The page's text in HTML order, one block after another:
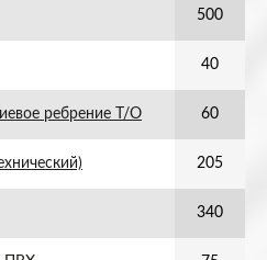
500
40
ребрение Т/О 60
205
340